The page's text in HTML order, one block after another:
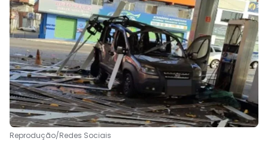
Reprodução/Redes Sociais